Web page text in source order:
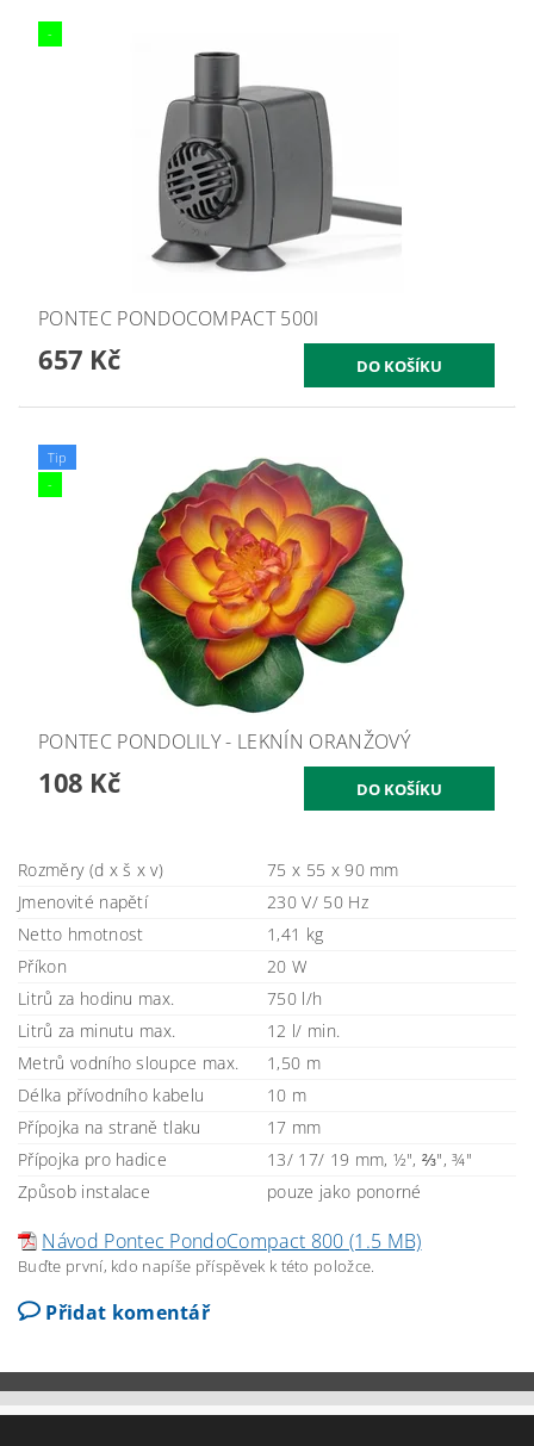
-
PONTEC PONDOCOMPACT 500I
657 Kč
Tip
-
PONTEC PONDOLILY - LEKNÍN ORANŽOVÝ
108 Kč
Rozměry (d x š x v)
75 x 55 x 90 mm
Jmenovité napětí
230 V/ 50 Hz
Netto hmotnost
1,41 kg
Příkon
20 W
Litrů za hodinu max.
750 l/h
Litrů za minutu max.
12 l/ min.
Metrů vodního sloupce max.
1,50 m
Délka přívodního kabelu
10 m
Přípojka na straně tlaku
17 mm
Přípojka pro hadice
13/ 17/ 19 mm, ½", ⅔", ¾"
Způsob instalace
pouze jako ponorné
Návod Pontec PondoCompact 800 (1.5 MB)
Buďte první, kdo napíše příspěvek k této položce.
Přidat komentář